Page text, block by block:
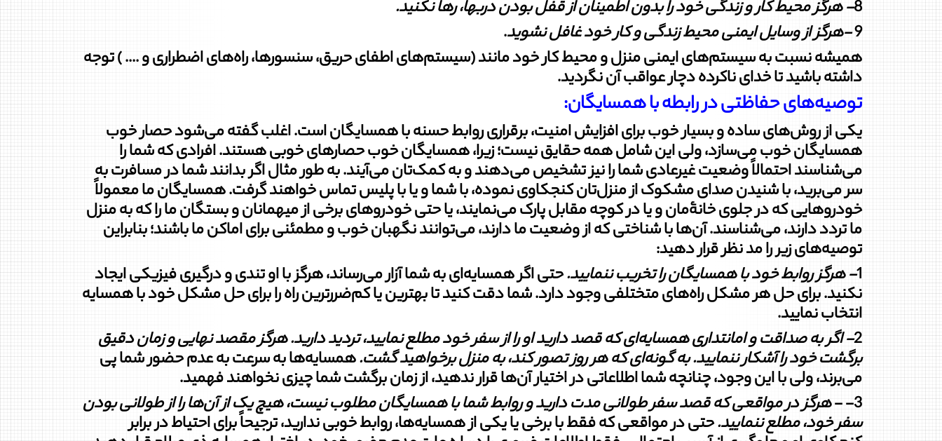
8
-هرگز محیط کار و زندگی خود را بدون اطمینان از قفل بودن درب‏ها، رهانکنید.
9
-هرگز از وسایل ایمنی محیط زندگی و کار خود غافل نشوید.
همیشه نسبت به سیستم‏‌های ایمنی منزل و محیط کار خود مانند (سیستم‏‌های اطفای حریق، سنسورها، راه‏‌های اضطراری و .... ) ‌توجه
داشته باشید تا خدای ناکرده دچار عواقب آن نگردید.
توصیه‌های حفاظتی در رابطه با همسایگان:
یکی از روش‌های ساده و بسیار خوب برای افزایش امنیت، برقراری روابط حسنه با همسایگان است. اغلب گفته می‌شود حصار خوب
همسایگان خوب می‌سازد، ولی این شامل همه حقایق نیست؛ زیرا، همسایگان خوب حصارهای خوبی هستند. افرادی که شما را
می‌شناسند احتمالاً وضعیت غیرعادی شما را نیز تشخیص می‌دهند و به کمک‌تان می‌آیند. به طور مثال اگر بدانند شما در مسافرت به
سر می‌برید، با شنیدن صدای مشکوک از منزل‌تان کنجکاوی نموده، با شما و یا با پلیس تماس خواهند گرفت. همسایگان ما معمولاً
خودروهایی که در جلوی خانۀ‌مان و یا در کوچه مقابل پارک می‌نمایند، یا حتی خودروهای برخی از میهمانان و بستگان ما را که به منزل
ما تردد دارند، می‌شناسند. آن‌ها با شناختی که از وضعیت ما دارند، می‌توانند نگهبان خوب و مطمئنی برای اماکن ما باشند؛ بنابراین
توصیه‌های زیر را مد نظر قرار دهید:
1
-هرگز روابط خود با همسایگان را تخریب ننمایید.حتی اگر همسایه‌ای به شما آزار می‌رساند، هرگز با او تندی و درگیری فیزیکی ایجاد
نکنید. برای حل هر مشکل راه‌های متختلفی وجود دارد. شما دقت کنید تا بهترین یا کم‌ضررترین راه را برای حل مشکل خود با همسایه
انتخاب نمایید.
2
-اگر به صداقت و امانتداری همسایه‌ای که قصد دارید او را از سفر خود مطلعنمایید، تردید دارید. هرگز مقصد نهایی و زمان دقیق
برگشت خود را آشکار ننمایید. بهگونه‌ای که هر روز تصور کند، به منزل برخواهید گشت.همسایه‌ها به سرعت به عدم حضور شما پی
می‌برند، ولی با این وجود، چنانچه شما اطلاعاتی در اختیار آن‌ها قرار ندهید، از زمان برگشت شما چیزی نخواهند فهمید.
3- -
هرگز در مواقعی که قصد سفر طولانی مدت دارید و روابط شما با همسایگانمطلوب نیست، هیچ یک از آن‌ها را از طولانی بودن
سفر خود، مطلع ننمایید.حتی در مواقعی که فقط با برخی یا یکی از همسایه‌ها، روابط خوبی ندارید، ترجیحاً برای احتیاط در برابر